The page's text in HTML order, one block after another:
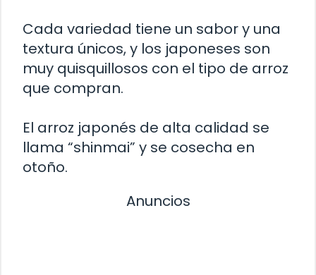
Cada variedad tiene un sabor y una
textura únicos, y los japoneses son
muy quisquillosos con el tipo de arroz
que compran.
El arroz japonés de alta calidad se
llama “shinmai” y se cosecha en
otoño.
Anuncios